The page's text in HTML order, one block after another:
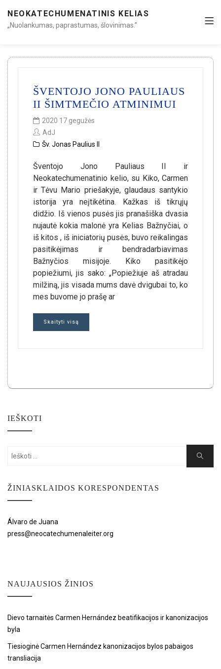
NEOKATECHUMENATINIS KELIAS
„Nuolankumas, paprastumas, šlovinimas.”
ŠVENTOJO JONO PAULIAUS
II ŠIMTMEČIO ATMINIMUI
2020 17 gegužės
AdJ
Šv. Jonas Paulius II
Šventojo Jono Pauliaus II ir
Neokatechumenatinio kelio, su Kiko, Carmen
ir Tėvu Mario priešakyje, glaudaus santykio
istorija yra neįtikėtina. Kažkas iš tikrųjų
didžio. Iš vienos pusės jis pranašiška dvasia
nujautė kokia malonė yra Kelias Bažnyčiai, o
iš kitos , iš iniciatorių pusės, buvo reikalingas
pasitikėjimas ir bendradarbiavimas
Bažnyčios misijoje. Kiko pasitikėjo
popiežiumi, jis sako: „Popiežiuje aš atradau
milžiną, jis visada mums davė dvigubai to, ko
mes buvome jo prašę ar
Skaityti visą
IEŠKOTI
Search
Search
ŽINIASKLAIDOS KORESPONDENTAS
Álvaro de Juana
press@neocatechumenaleiter.org
NAUJAUSIOS ŽINIOS
Dievo tarnaitės Carmen Hernández beatifikacijos ir kanonizacijos
byla
Tiesioginė Carmen Hernández kanonizacijos bylos pabaigos
transliacija